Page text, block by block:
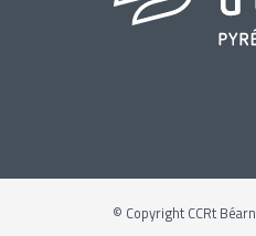
© Copyright CCRt Béarn